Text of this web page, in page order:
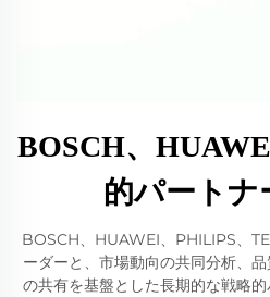
BOSCH、
的パートナ
BOSCH、HUAWEI、PHILIPS、
ーダーと、市場動向の共同分析、
の共有を基盤とした長期的な戦略